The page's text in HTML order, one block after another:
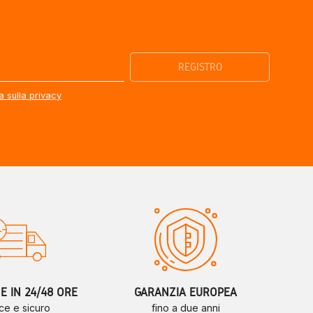
sulla privacy
IN 24/48 ORE
e sicuro
GARANZIA EUROPEA
fino a due anni